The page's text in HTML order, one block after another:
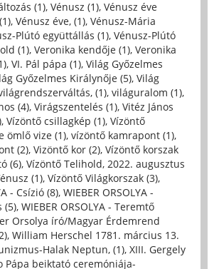
(1), Vénusz (1), Vénusz éve
, Vénusz éve, (1), Vénusz-Mária
Plútó együttállás (1), Vénusz-Plútó
(1), Veronika kendője (1), Veronika
, VI. Pál pápa (1), Világ Győzelmes
Győzelmes Királynője (5), Világ
(1), világuralom (1),
(4), Virágszentelés (1), Vitéz János
, Vízöntő csillagkép (1), Vízöntő
ömlő vize (1), vízöntő kamrapont (1),
(2), Vizöntő kor (2), Vízöntő korszak
(6), Vízöntő Telihold, 2022. augusztus
(1), Vízöntő Világkorszak (3),
- Csízió (8), WIEBER ORSOLYA -
(5), WIEBER ORSOLYA - Teremtő
Orsolya író/Magyar Érdemrend
, William Herschel 1781. március 13.
Halak Neptun, (1), XIII. Gergely
Pápa beiktató ceremóniája-